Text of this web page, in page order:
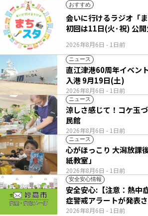
おすすめ
2026年8月6日 - 1日前
会いに行けるラジオ「
初回は11日(火･祝) 公
ニュース
2026年8月6日 - 1日前
直江津港60周年イベン
入港 9月19日(土)
ニュース
2026年8月6日 - 1日前
涼しさ感じて！コケ玉
民館
ニュース
2026年8月6日 - 1日前
心がほっこり 大潟放課
紙教室」
安全安心情報
2026年8月6日 - 1日前
安全安心:【注意：熱中
症警戒アラートが発表さ